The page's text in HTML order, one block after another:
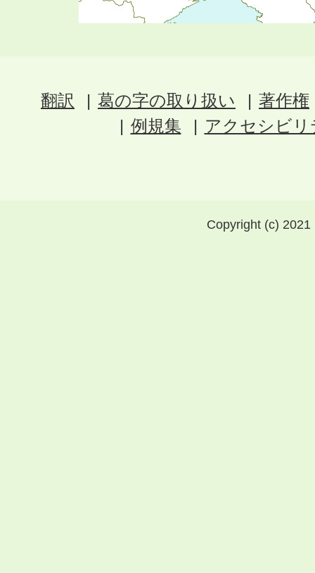
翻訳 葛の字の取り扱い
著作権
例規集
アクセシビ
Copyright (c)